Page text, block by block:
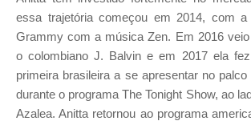
essa trajetória começou em 2014, com a
Grammy com a música Zen. Em 2016
o colombiano J. Balvin e em 2017 ela
primeira brasileira a se apresentar no
durante o programa The Tonight Show, ao
Azalea. Anitta retornou ao programa